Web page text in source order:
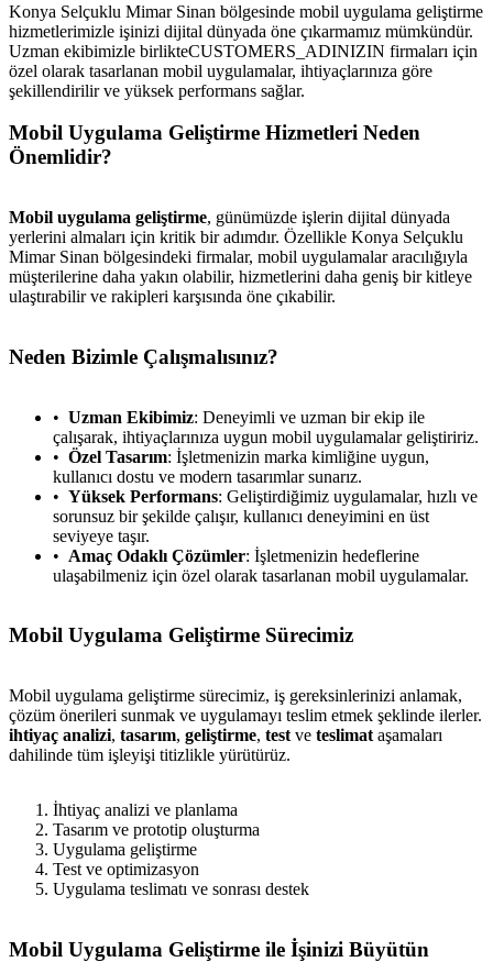
Konya Selçuklu Mimar Sinan bölgesinde mobil uygulama geliştirme
hizmetlerimizle işinizi dijital dünyada öne çıkarmamız mümkündür.
Uzman ekibimizle birlikteCUSTOMERS_ADINIZIN firmaları için
özel olarak tasarlanan mobil uygulamalar, ihtiyaçlarınıza göre
şekillendirilir ve yüksek performans sağlar.
Mobil Uygulama Geliştirme Hizmetleri Neden
Önemlidir?
Mobil uygulama geliştirme, günümüzde işlerin dijital dünyada
yerlerini almaları için kritik bir adımdır. Özellikle Konya Selçuklu
Mimar Sinan bölgesindeki firmalar, mobil uygulamalar aracılığıyla
müşterilerine daha yakın olabilir, hizmetlerini daha geniş bir kitleye
ulaştırabilir ve rakipleri karşısında öne çıkabilir.
Neden Bizimle Çalışmalısınız?
Uzman Ekibimiz: Deneyimli ve uzman bir ekip ile
çalışarak, ihtiyaçlarınıza uygun mobil uygulamalar geliştiririz.
Özel Tasarım: İşletmenizin marka kimliğine uygun,
kullanıcı dostu ve modern tasarımlar sunarız.
Yüksek Performans: Geliştirdiğimiz uygulamalar, hızlı ve
sorunsuz bir şekilde çalışır, kullanıcı deneyimini en üst
seviyeye taşır.
Amaç Odaklı Çözümler: İşletmenizin hedeflerine
ulaşabilmeniz için özel olarak tasarlanan mobil uygulamalar.
Mobil Uygulama Geliştirme Sürecimiz
Mobil uygulama geliştirme sürecimiz, iş gereksinlerinizi anlamak,
çözüm önerileri sunmak ve uygulamayı teslim etmek şeklinde ilerler.
ihtiyaç analizi, tasarım, geliştirme, test ve teslimat aşamaları
dahilinde tüm işleyişi titizlikle yürütürüz.
İhtiyaç analizi ve planlama
Tasarım ve prototip oluşturma
Uygulama geliştirme
Test ve optimizasyon
Uygulama teslimatı ve sonrası destek
Mobil Uygulama Geliştirme ile İşinizi Büyütün